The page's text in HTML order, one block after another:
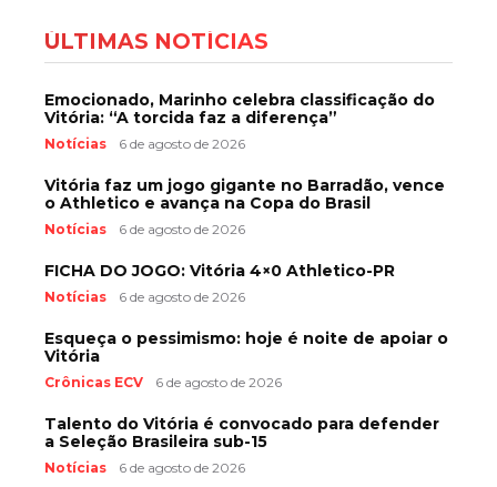
ÚLTIMAS NOTÍCIAS
Emocionado, Marinho celebra classificação do
Vitória: “A torcida faz a diferença”
Notícias 6 de agosto de 2026
Vitória faz um jogo gigante no Barradão, vence
o Athletico e avança na Copa do Brasil
Notícias 6 de agosto de 2026
FICHA DO JOGO: Vitória 4×0 Athletico-PR
Notícias 6 de agosto de 2026
Esqueça o pessimismo: hoje é noite de apoiar o
Vitória
Crônicas ECV 6 de agosto de 2026
Talento do Vitória é convocado para defender
a Seleção Brasileira sub-15
Notícias 6 de agosto de 2026